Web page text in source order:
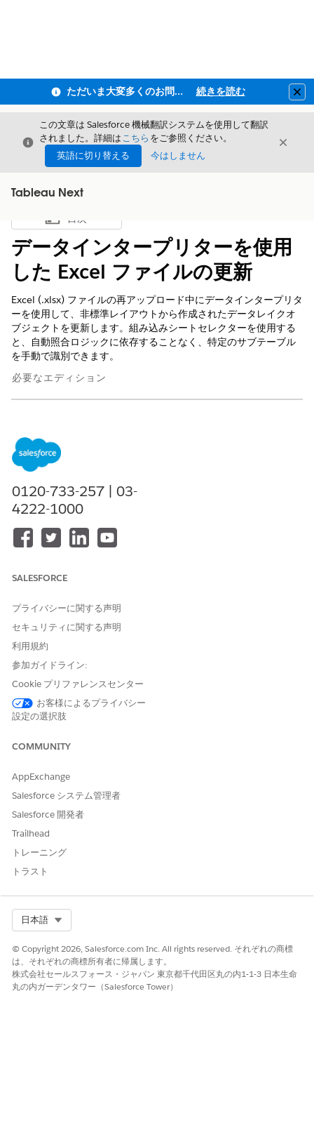
ただいま大変多くのお問い合わせをいただいており、ご連絡までにお時間を頂戴しております 続きを読む
閉じる
この文章は Salesforce 機械翻訳システムを使用して翻訳
されました。詳細はこちら をご参照ください。
英語に切り替える
今はしません
閉じる
Tableau Next
目次を表示
目次
データインタープリターを使用
した Excel ファイルの更新
Excel (.xlsx) ファイルの再アップロード中にデータインタープリタ
ーを使用して、非標準レイアウトから作成されたデータレイクオ
ブジェクトを更新します。組み込みシートセレクターを使用する
と、自動照合ロジックに依存することなく、特定のサブテーブル
を手動で識別できます。
必要なエディション
Tableau Next にデータをアッ
プロードする
更新するテーブルのデータレークオブジェクトを開きます。
した Excel ファイルを選択します。
この記事で問題は解決されましたか?
ご意見をお待ちしております。
0120-733-257 | 03-
4222-1000
SALESFORCE
プライバシーに関する声明
セキュリティに関する声明
利用規約
参加ガイドライン:
Cookie プリファレンスセンター
お客様によるプライバシー
設定の選択肢
COMMUNITY
AppExchange
Salesforce システム管理者
Salesforce 開発者
Trailhead
トレーニング
トラスト
日本語
© Copyright 2026, Salesforce.com Inc. All rights reserved. それぞれの商標
は、それぞれの商標所有者に帰属します。
株式会社セールスフォース・ジャパン 東京都千代田区丸の内1-1-3 日本生命
丸の内ガーデンタワー（Salesforce Tower）